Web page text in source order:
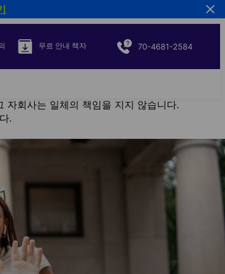
무료 안내 책자 70-4681-2584
회사는 일체의 책임을 지지 않습니다.
.